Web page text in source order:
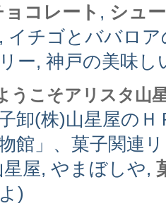
ョコレート , シュ
イチゴとババロ
ー, 神戸の美味
うこそアリスタ山
卸(株)山星屋の
館」、菓子関連
星屋, やまぼしや,
)